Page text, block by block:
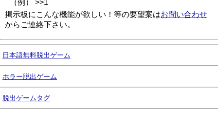
（例） >>1
掲示板にこんな機能が欲しい！等の要望案はお問い合わせ
からご連絡下さい。
日本語無料脱出ゲーム
ホラー脱出ゲーム
脱出ゲームタグ